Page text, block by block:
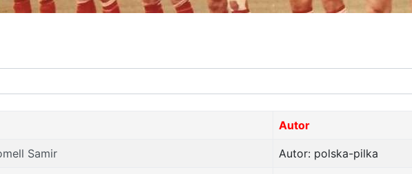
Autor
Samir Autor: polska-pilka